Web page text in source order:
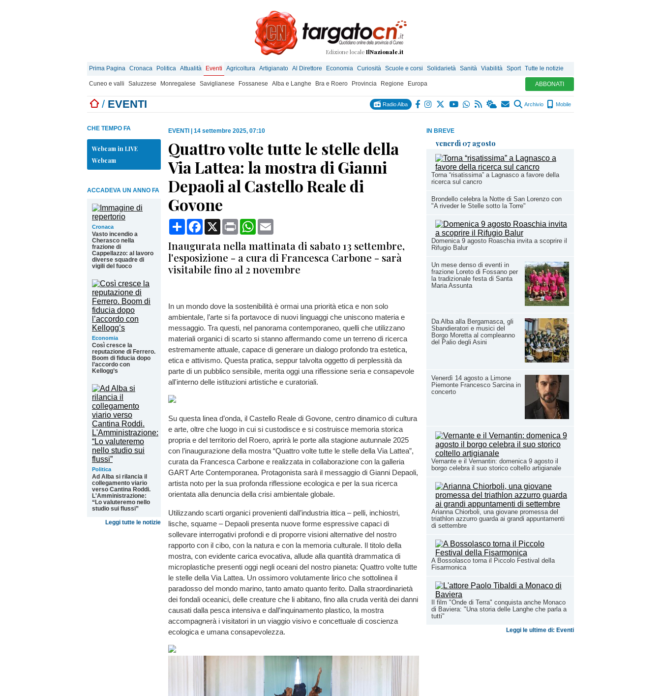
Edizione locale IlNazionale.it
Prima Pagina Cronaca Politica Attualità Eventi Agricoltura Artigianato Al Direttore Economia Curiosità Scuole e corsi Solidarietà Sanità Viabilità Sport Tutte le notizie
Cuneo e valli Saluzzese Monregalese Saviglianese Fossanese Alba e Langhe Bra e Roero Provincia Regione Europa ABBONATI
/ EVENTI Radio Alba Archivio Mobile
IN BREVE
venerdì 07 agosto
Torna “risatissima” a Lagnasco a favore della
ricerca sul cancro
Brondello celebra la Notte di San Lorenzo con
"A riveder le Stelle sotto la Torre"
Domenica 9 agosto Roaschia invita a scoprire il
Rifugio Balur
Un mese denso di eventi in
frazione Loreto di Fossano per
la tradizionale festa di Santa
Maria Assunta
Da Alba alla Bergamasca, gli
Sbandieratori e musici del
Borgo Moretta al compleanno
del Palio degli Asini
Venerdì 14 agosto a Limone
Piemonte Francesco Sarcina in
concerto
Vernante e il Vernantin: domenica 9 agosto il
borgo celebra il suo storico coltello artigianale
Arianna Chiorboli, una giovane promessa del
triathlon azzurro guarda ai grandi appuntamenti
di settembre
A Bossolasco torna il Piccolo Festival della
Fisarmonica
Il film "Onde di Terra" conquista anche Monaco
di Baviera: "Una storia delle Langhe che parla a
tutti"
Leggi le ultime di: Eventi
CHE TEMPO FA
Webcam in LIVE
Webcam
ACCADEVA UN ANNO FA
Cronaca
Vasto incendio a
Cherasco nella
frazione di
Cappellazzo: al lavoro
diverse squadre di
vigili del fuoco
Economia
Così cresce la
reputazione di Ferrero.
Boom di fiducia dopo
l’accordo con
Kellogg’s
Politica
Ad Alba si rilancia il
collegamento viario
verso Cantina Roddi.
L'Amministrazione:
“Lo valuteremo nello
studio sui flussi”
Leggi tutte le notizie
EVENTI 14 settembre 2025, 07:10
Quattro volte tutte le stelle della
Via Lattea: la mostra di Gianni
Depaoli al Castello Reale di
Govone
CondividiFacebook
X Print WhatsApp
Inaugurata nella mattinata di sabato 13 settembre,
l'esposizione - a cura di Francesca Carbone - sarà
visitabile fino al 2 novembre
In un mondo dove la sostenibilità è ormai una priorità etica e non solo
ambientale, l’arte si fa portavoce di nuovi linguaggi che uniscono materia e
messaggio. Tra questi, nel panorama contemporaneo, quelli che utilizzano
materiali organici di scarto si stanno affermando come un terreno di ricerca
estremamente attuale, capace di generare un dialogo profondo tra estetica,
etica e attivismo. Questa pratica, seppur talvolta oggetto di perplessità da
parte di un pubblico sensibile, merita oggi una riflessione seria e consapevole
all'interno delle istituzioni artistiche e curatoriali.
Su questa linea d’onda, il Castello Reale di Govone, centro dinamico di cultura
e arte, oltre che luogo in cui si custodisce e si costruisce memoria storica
propria e del territorio del Roero, aprirà le porte alla stagione autunnale 2025
con l’inaugurazione della mostra “Quattro volte tutte le stelle della Via Lattea”,
curata da Francesca Carbone e realizzata in collaborazione con la galleria
GART Arte Contemporanea. Protagonista sarà il messaggio di Gianni Depaoli,
artista noto per la sua profonda riflessione ecologica e per la sua ricerca
orientata alla denuncia della crisi ambientale globale.
Utilizzando scarti organici provenienti dall’industria ittica – pelli, inchiostri,
lische, squame – Depaoli presenta nuove forme espressive capaci di
sollevare interrogativi profondi e di proporre visioni alternative del nostro
rapporto con il cibo, con la natura e con la memoria culturale. Il titolo della
mostra, con evidente carica evocativa, allude alla quantità drammatica di
microplastiche presenti oggi negli oceani del nostro pianeta: Quattro volte tutte
le stelle della Via Lattea. Un ossimoro volutamente lirico che sottolinea il
paradosso del mondo marino, tanto amato quanto ferito. Dalla straordinarietà
dei fondali oceanici, delle creature che li abitano, fino alla cruda verità dei danni
causati dalla pesca intensiva e dall’inquinamento plastico, la mostra
accompagnerà i visitatori in un viaggio visivo e concettuale di coscienza
ecologica e umana consapevolezza.